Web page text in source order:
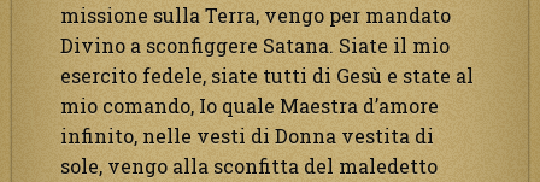
missione sulla Terra, vengo per mandato
Divino a sconfiggere Satana. Siate il mio
esercito fedele, siate tutti di Gesù e state al
mio comando, Io quale Maestra d’amore
infinito, nelle vesti di Donna vestita di
sole, vengo alla sconfitta del maledetto